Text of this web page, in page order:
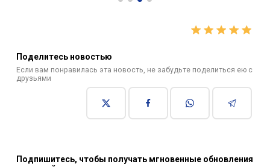
Поделитесь новостью
Если вам понравилась эта новость, не забудьте поделиться ею с
друзьями
Подпишитесь, чтобы получать мгновенные обновления